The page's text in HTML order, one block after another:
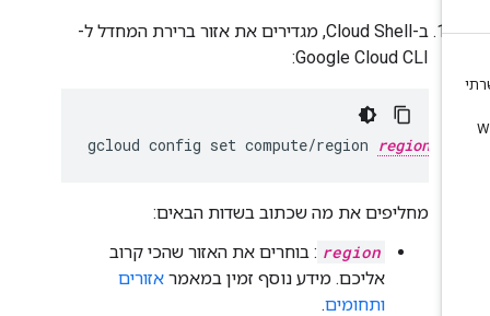
ב-Cloud Shell, מגדירים את אזור ברירת המחדל ל-
Google Cloud CLI:
gcloud config set compute/region region
מחליפים את מה שכתוב בשדות הבאים:
region : בוחרים את האזור שהכי קרוב
אליכם. מידע נוסף זמין במאמראזורים
ותחומים.